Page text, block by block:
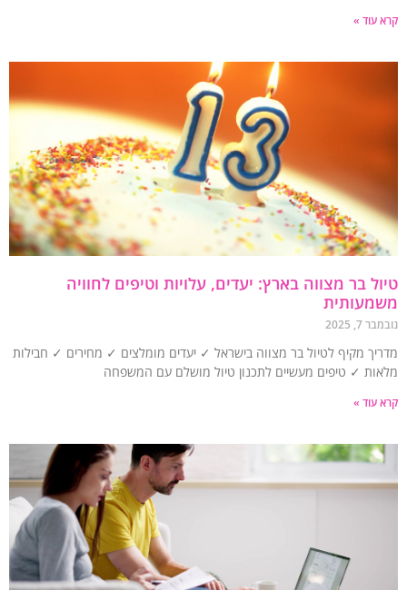
עוד »
בר מצווה בארץ: יעדים, עלויות וטיפים לחוויה
2025
מקיף לטיול בר מצווה בישראל ✓ יעדים מומלצים ✓ מחירים ✓ חבילות
✓ טיפים מעשיים לתכנון טיול מושלם עם המשפחה
עוד »